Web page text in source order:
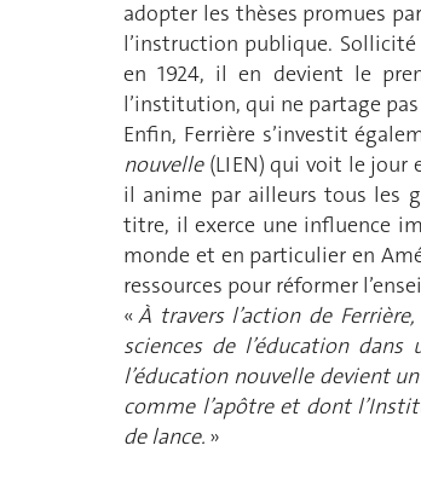
adopter les thèses promues
l’instruction publique.
en 1924, il en devient le
l’institution, qui ne partage pas
Enfin, Ferrière s’investit
nouvelle(LIEN) qui voit le jour
il anime par ailleurs tous les
titre, il exerce une influence
monde et en particulier en
ressources pour réformer
«À travers l’action de
sciences de l’éducation
l’éducation nouvelle devient
comme l’apôtre et dont
de lance. »